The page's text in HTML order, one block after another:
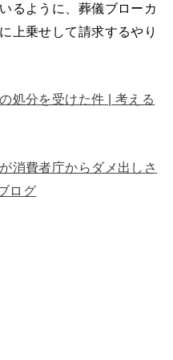
るように、葬儀ブローカ
上乗せして請求するやり
処分を受けた件 | 考える
消費者庁からダメ出しさ
ログ